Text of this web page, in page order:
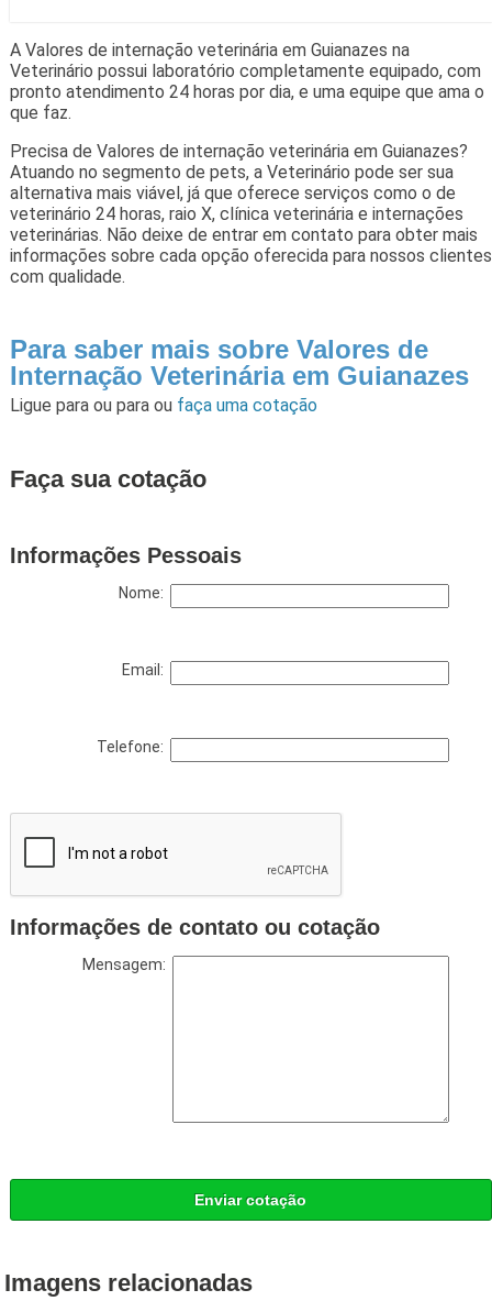
A Valores de internação veterinária em Guianazes na
Veterinário possui laboratório completamente equipado, com
pronto atendimento 24 horas por dia, e uma equipe que ama o
que faz.
Precisa de Valores de internação veterinária em Guianazes?
Atuando no segmento de pets, a Veterinário pode ser sua
alternativa mais viável, já que oferece serviços como o de
veterinário 24 horas, raio X, clínica veterinária e internações
veterinárias. Não deixe de entrar em contato para obter mais
informações sobre cada opção oferecida para nossos clientes
com qualidade.
Para saber mais sobre Valores de
Internação Veterinária em Guianazes
Ligue para ou para ou faça uma cotação
Faça sua cotação
Informações Pessoais
Nome:
Email:
Telefone:
Informações de contato ou cotação
Mensagem:
Enviar cotação
Imagens relacionadas